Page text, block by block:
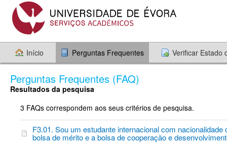
Início Perguntas Frequentes Verificar Estado
Perguntas Frequentes (FAQ)
Resultados da pesquisa
3 FAQs correspondem aos seus critérios de pesquisa.
F3.01. Sou um estudante internacional com
bolsa de mérito e a bolsa de cooperação e